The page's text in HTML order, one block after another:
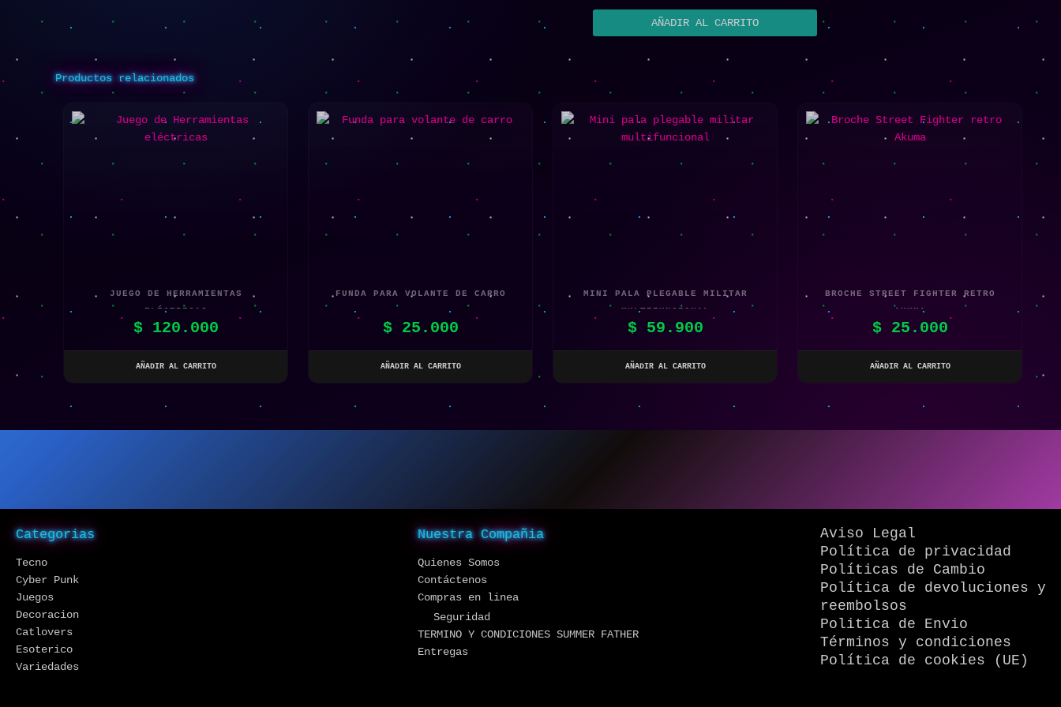
AÑADIR AL CARRITO
Productos relacionados
JUEGO DE HERRAMIENTAS
ELÉCTRICAS
$120.000
AÑADIR AL CARRITO
FUNDA PARA VOLANTE DE CARRO
$25.000
AÑADIR AL CARRITO
MINI PALA PLEGABLE MILITAR
MULTIFUNCIONAL
$59.900
AÑADIR AL CARRITO
BROCHE STREET FIGHTER RETRO
AKUMA
$25.000
AÑADIR AL CARRITO
Categorias
Tecno
Cyber Punk
Juegos
Decoracion
Catlovers
Esoterico
Variedades
Nuestra Compañia
Quienes Somos
Contáctenos
Compras en linea
Seguridad
TERMINO Y CONDICIONES SUMMER FATHER
Entregas
Aviso Legal
Política de privacidad
Políticas de Cambio
Política de devoluciones y
reembolsos
Politica de Envio
Términos y condiciones
Política de cookies (UE)